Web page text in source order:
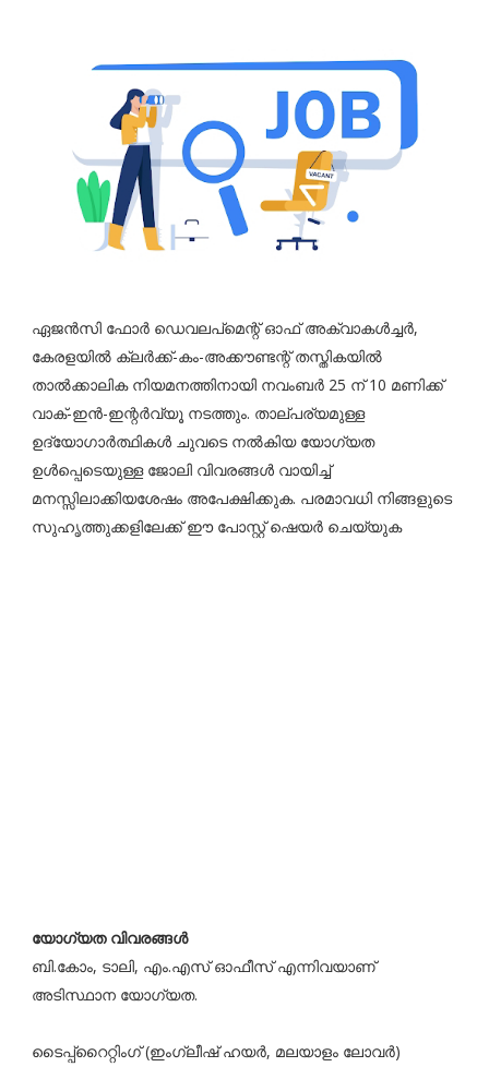
ഏജൻസി ഫോർ ഡെവലപ്മെന്റ് ഓഫ് അക്വാകൾച്ചർ,
കേരളയിൽ ക്ലർക്ക്-കം-അക്കൗണ്ടന്റ് തസ്തികയിൽ
താൽക്കാലിക നിയമനത്തിനായി നവംബർ 25 ന് 10 മണിക്ക്
വാക്-ഇൻ-ഇന്റർവ്യൂ നടത്തും. താല്പര്യമുള്ള
ഉദ്യോഗാർത്ഥികൾ ചുവടെ നൽകിയ യോഗ്യത
ഉൾപ്പെടെയുള്ള ജോലി വിവരങ്ങൾ വായിച്ച്
മനസ്സിലാക്കിയശേഷം അപേക്ഷിക്കുക. പരമാവധി നിങ്ങളുടെ
സുഹൃത്തുക്കളിലേക്ക് ഈ പോസ്റ്റ് ഷെയർ ചെയ്യുക
യോഗ്യത വിവരങ്ങൾ
ബി.കോം, ടാലി, എം.എസ് ഓഫീസ് എന്നിവയാണ്
അടിസ്ഥാന യോഗ്യത.
ടൈപ്പ്റൈറ്റിംഗ് (ഇംഗ്ലീഷ് ഹയർ, മലയാളം ലോവർ)